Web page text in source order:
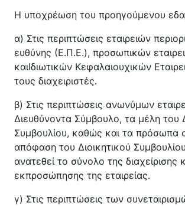
Η υποχρέωση του προηγούμενου
α) Στις περιπτώσεις εταιρειών
ευθύνης (Ε.Π.Ε.), προσωπικών
καιΙδιωτικών Κεφαλαιουχικών
τους διαχειριστές.
β) Στις περιπτώσεις ανωνύμων
Διευθύνοντα Σύμβουλο, τα μέλη του
Συμβουλίου, καθώς και τα πρόσωπα
απόφαση του Διοικητικού
ανατεθεί το σύνολο της διαχείρισης
εκπροσώπησης της εταιρείας.
γ) Στις περιπτώσεις των